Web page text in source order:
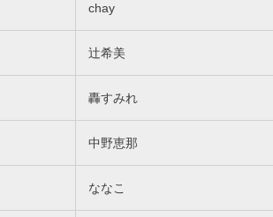
chay
辻希美
轟すみれ
中野恵那
ななこ